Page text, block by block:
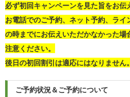
必ず初回キャンペーンを見た旨をお伝
お電話でのご予約、ネット予約、ラ
の時までにお伝えいただかなかった
注意ください。
後日の初回割引は適応にはなりません。
ご予約状況＆ご予約について